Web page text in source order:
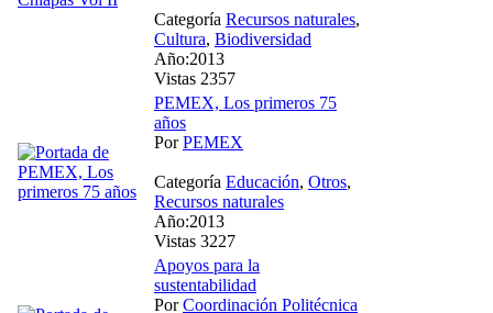
Categoría Recursos naturales,
Cultura, Biodiversidad
Año:2013
Vistas 2357
PEMEX, Los primeros 75
años
PorPEMEX
Categoría Educación, Otros,
Recursos naturales
Año:2013
Vistas 3227
Apoyos para la
sustentabilidad
PorCoordinación Politécnica